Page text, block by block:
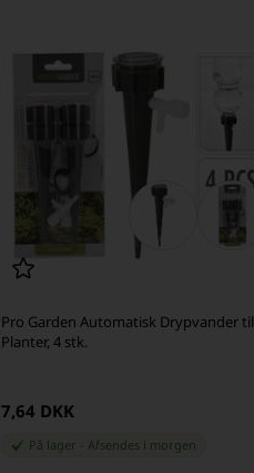
Pro Garden Automatisk Drypvander til
Planter, 4 stk.
7,64 DKK
På lager Afsendes i morgen